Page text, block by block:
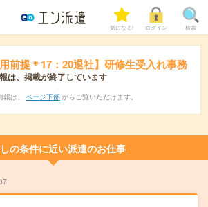
気になる! ログイン 検索
前提＊17：20退社】研修生受入れ事務
は、掲載が終了しています
は、 ページ下部 からご覧いただけます。
の条件に近い派遣のお仕事